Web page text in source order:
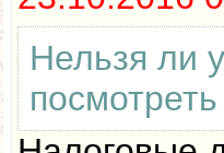
Нельзя ли